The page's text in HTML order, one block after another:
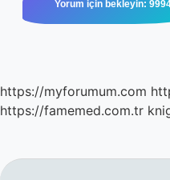
https://myforumum.com
https://famemed.com.tr